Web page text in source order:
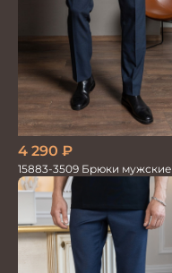
4 290 ₽
15883-3509 Брюки мужские